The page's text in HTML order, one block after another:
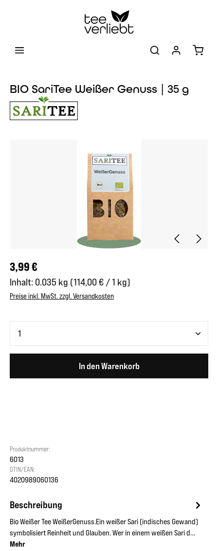
BIO SariTee Weißer Genuss | 35 g
Regulärer Preis:
3,99 €
Inhalt: 0.035 kg (114,00 € / 1 kg)
Preise inkl. MwSt. zzgl. Versandkosten
In den Warenkorb
Produktnummer:
6013
GTIN/EAN:
4020989060136
Beschreibung
Bio Weißer Tee WeißerGenuss.Ein weißer Sari (indisches Gewand)
symbolisiert Reinheit und Glauben. Wer in einem weißen Sari d…
Mehr